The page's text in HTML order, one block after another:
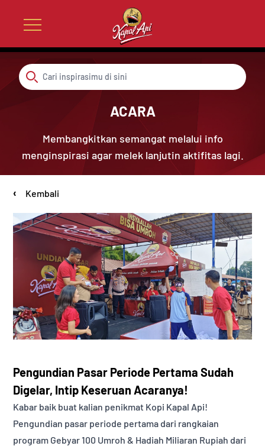
ACARA
Membangkitkan semangat melalui info
menginspirasi agar melek lanjutin aktifitas lagi.
‹ Kembali
Pengundian Pasar Periode Pertama Sudah
Digelar, Intip Keseruan Acaranya!
Kabar baik buat kalian penikmat Kopi Kapal Api!
Pengundian pasar periode pertama dari rangkaian
program Gebyar 100 Umroh & Hadiah Miliaran Rupiah dari